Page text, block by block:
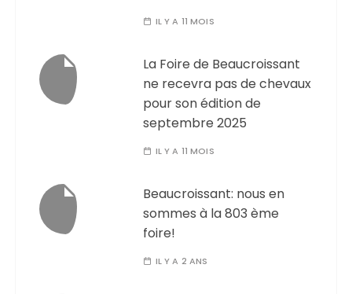
IL Y A 11 MOIS
La Foire de Beaucroissant
ne recevra pas de chevaux
pour son édition de
septembre 2025
IL Y A 11 MOIS
Beaucroissant: nous en
sommes à la 803 ème
foire!
IL Y A 2 ANS